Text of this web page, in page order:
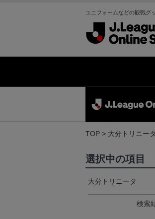
ユニフォームなどの観戦グ
TOP 大分トリニー
選択中の項目
大分トリニータ
検索